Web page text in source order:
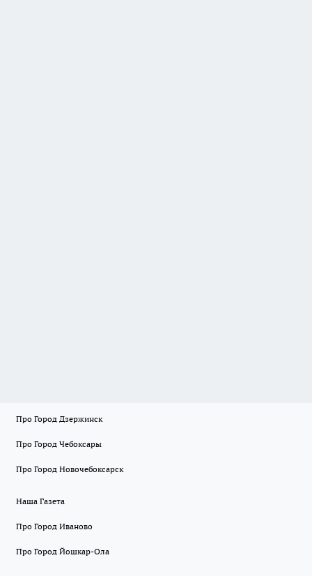
Про Город Дзержинск
Про Город Чебоксары
Про Город Новочебоксарск
Наша Газета
Про Город Иваново
Про Город Йошкар-Ола